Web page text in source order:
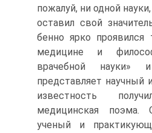
пожалуй, ни одной
оставил свой
бенно ярко
медицине и
врачебной
представляет научный
известность
медицинская поэма.
ученый и